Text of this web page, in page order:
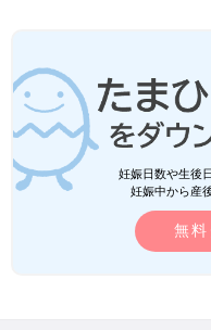
妊娠日数や生後
妊娠中から産
無